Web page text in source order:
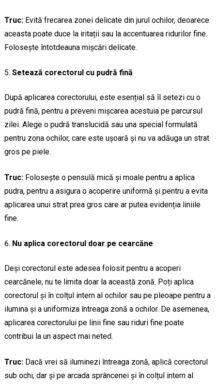
Truc:Evită frecarea zonei delicate din jurul ochilor, deoarece
aceasta poate duce la iritații sau la accentuarea ridurilor fine.
Folosește întotdeauna mișcări delicate.
Setează corectorul cu pudră fină
După aplicarea corectorului, este esențial să îl setezi cu o
pudră fină, pentru a preveni mișcarea acestuia pe parcursul
zilei. Alege o pudră translucidă sau una special formulată
pentru zona ochilor, care este ușoară și nu va adăuga un strat
gros pe piele.
Truc:Folosește o pensulă mică și moale pentru a aplica
pudra, pentru a asigura o acoperire uniformă și pentru a evita
aplicarea unui strat prea gros care ar putea evidenția liniile
fine.
Nu aplica corectorul doar pe cearcăne
Deși corectorul este adesea folosit pentru a acoperi
cearcănele, nu te limita doar la această zonă. Poți aplica
corectorul și în colțul intern al ochilor sau pe pleoape pentru a
ilumina și a uniformiza întreaga zonă a ochilor. De asemenea,
aplicarea corectorului pe linii fine sau riduri fine poate
contribui la un aspect mai neted.
Truc:Dacă vrei să iluminezi întreaga zonă, aplică corectorul
sub ochi, dar și pe arcada sprâncenei și în colțul intern al